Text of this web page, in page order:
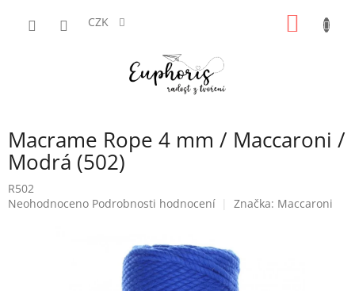
CZK
Macrame Rope 4 mm / Maccaroni /
Modrá (502)
R502
Průměrné
Neohodnoceno Podrobnosti hodnocení Značka: Maccaroni